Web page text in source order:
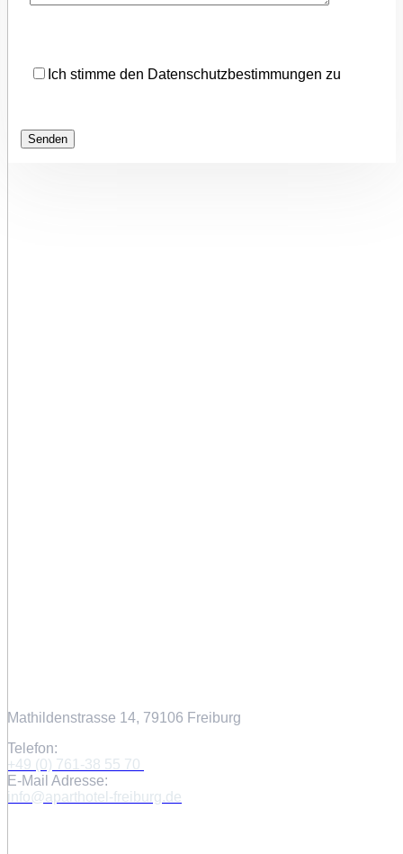
Ich stimme den Datenschutzbestimmungen zu
Mathildenstrasse 14, 79106 Freiburg
Telefon:
+49 (0) 761-38 55 70
E-Mail Adresse:
info@aparthotel-freiburg.de